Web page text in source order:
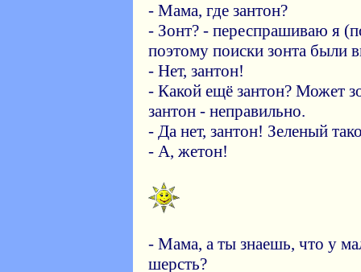
- Мама, где зантон?
- Зонт? - переспрашиваю я
поэтому поиски зонта были
- Нет, зантон!
- Какой ещё зантон? Может
зантон - неправильно.
- Да нет, зантон! Зеленый
- А, жетон!
- Мама, а ты знаешь, что у
шерсть?